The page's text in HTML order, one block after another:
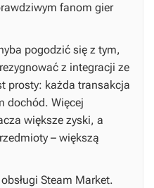
fanom gier
pogodzić się z tym,
z integracji ze
prosty: każda transakcja
dochód. Więcej
większe zyski, a
– większą
Steam Market.